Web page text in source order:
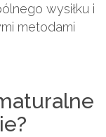
wysiłku i
metodami